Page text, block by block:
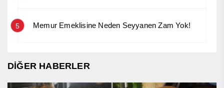
5 Memur Emeklisine Neden Seyyanen Zam Yok!
DİĞER HABERLER